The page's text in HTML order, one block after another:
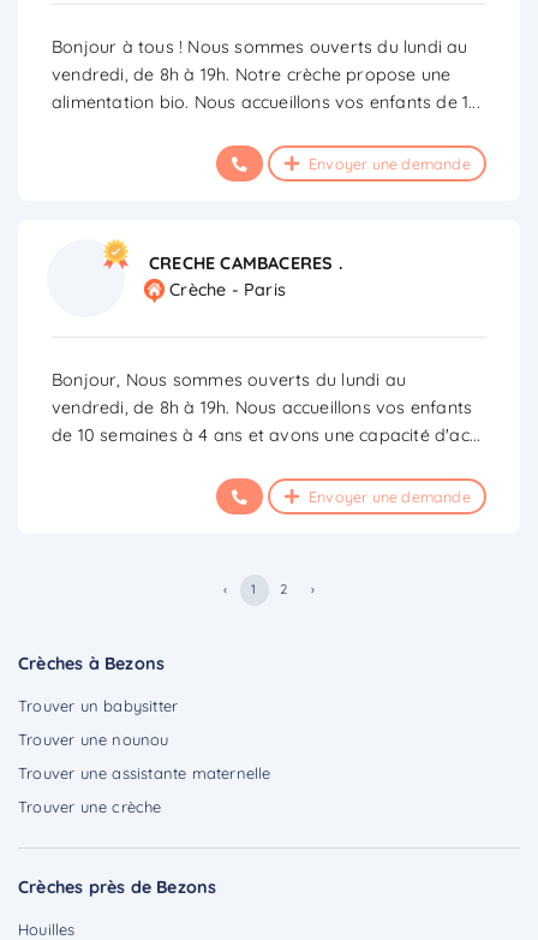
Crèches à Bezons
Trouver un babysitter
Trouver une nounou
Trouver une assistante maternelle
Trouver une crèche
Crèches près de Bezons
Houilles
Bonjour à tous ! Nous sommes ouverts du lundi au
vendredi, de 8h à 19h. Notre crèche propose une
alimentation bio. Nous accueillons vos enfants de 1...
Envoyer une demande
CRECHE CAMBACERES .
Crèche - Paris
Bonjour, Nous sommes ouverts du lundi au
vendredi, de 8h à 19h. Nous accueillons vos enfants
de 10 semaines à 4 ans et avons une capacité d'ac...
Envoyer une demande
‹ 1 2 ›